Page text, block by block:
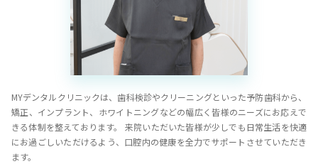
MYデンタルクリニックは、歯科検診やクリーニングといった予防歯科から、
矯正、インプラント、ホワイトニングなどの幅広く皆様のニーズにお応えで
きる体制を整えております。 来院いただいた皆様が少しでも日常生活を快適
にお過ごしいただけるよう、口腔内の健康を全力でサポートさせていただき
ます。